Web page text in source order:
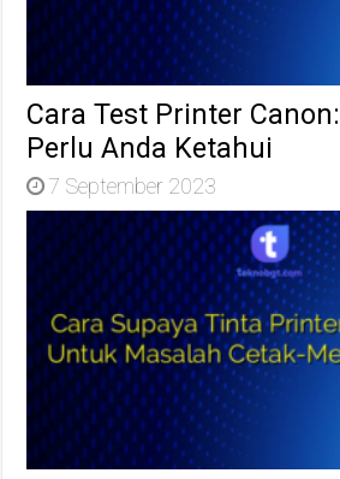
Cara Test Printer
Perlu Anda Ketahui
7 September 2023